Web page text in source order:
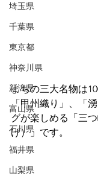
埼玉県
千葉県
東京都
神奈川県
新潟県
富山県
石川県
福井県
山梨県
まちの三大名物は
「甲州織り」、「
グが楽しめる「三
げ）」です。